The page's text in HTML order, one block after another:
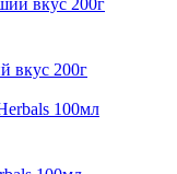
вкус 200г